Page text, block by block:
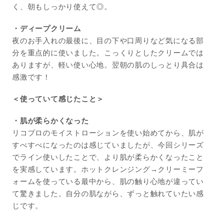
く、朝もしっかり使えて◎。
・ディープクリーム
夜のお手入れの最後に、目の下や口周りなど気になる部
分を重点的に使いました。こっくりとしたクリームでは
ありますが、軽い使い心地。翌朝の肌のしっとり具合は
感激です！
＜使っていて感じたこと＞
・肌が柔らかくなった
リコプロのモイストローションを使い始めてから、肌が
すべすべになったのは感じていましたが、今回シリーズ
でライン使いしたことで、より肌が柔らかくなったこと
を実感しています。ホットクレンジング→クリーミーフ
ォームを使っている最中から、肌の触り心地が違ってい
て驚きました。自分の肌ながら、ずっと触れていたい感
じです。